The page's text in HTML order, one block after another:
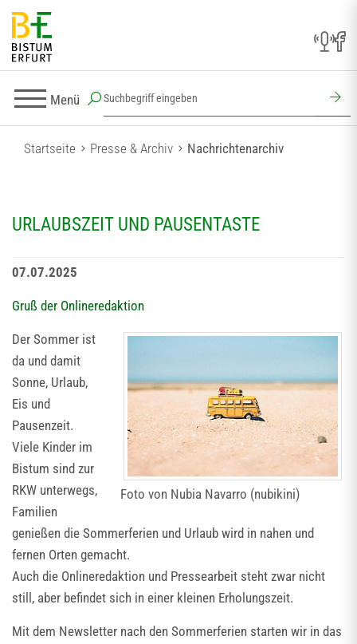
Menü
Startseite Presse & Archiv Nachrichtenarchiv
URLAUBSZEIT UND PAUSENTASTE
07.07.2025
Gruß der Onlineredaktion
Foto von Nubia Navarro (nubikini)
Der Sommer ist
da und damit
Sonne, Urlaub,
Eis und
Pausenzeit.
Viele Kinder im
Bistum sind zur
RKW unterwegs,
Familien
genießen die Sommerferien und Urlaub wird in nahen und
fernen Orten gemacht.
Auch die Onlineredaktion und Pressearbeit steht zwar nicht
still, aber befindet sich in einer kleinen Erholungszeit.
Mit dem Newsletter nach den Sommerferien starten wir in das